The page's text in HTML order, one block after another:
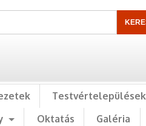
Testvértelepülések
Oktatás Galéria